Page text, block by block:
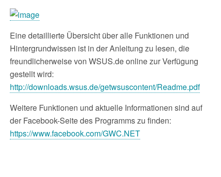
Eine detaillierte Übersicht über alle Funktionen und
Hintergrundwissen ist in der Anleitung zu lesen, die
freundlicherweise von WSUS.de online zur Verfügung
gestellt wird:
http://downloads.wsus.de/getwsuscontent/Readme.pdf
Weitere Funktionen und aktuelle Informationen sind auf
der Facebook-Seite des Programms zu finden:
https://www.facebook.com/GWC.NET